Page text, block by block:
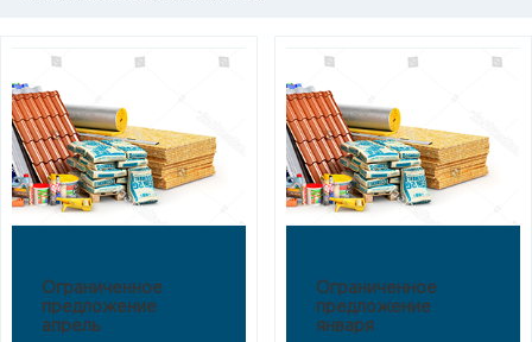
Ограниченное
предложение
апрель
Ограниченное
предложение
января